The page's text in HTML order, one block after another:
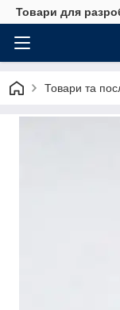
Товари для
Товари та